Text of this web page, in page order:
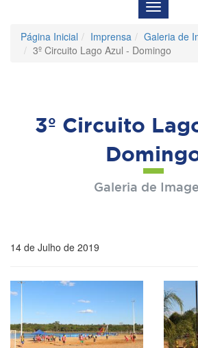
Menu
de
Página Inicial Imprensa
Galeria de
3º Circuito Lago Azul - Domingo
3º Circuito
Galeria de
14 de Julho de 2019